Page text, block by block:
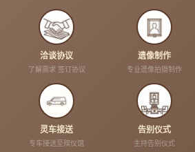
洽谈协议
了解需求 签订协议
遗像制作
专业遗像拍摄制作
灵车接送
专车接送至殡仪馆
告别仪式
主持告别仪式